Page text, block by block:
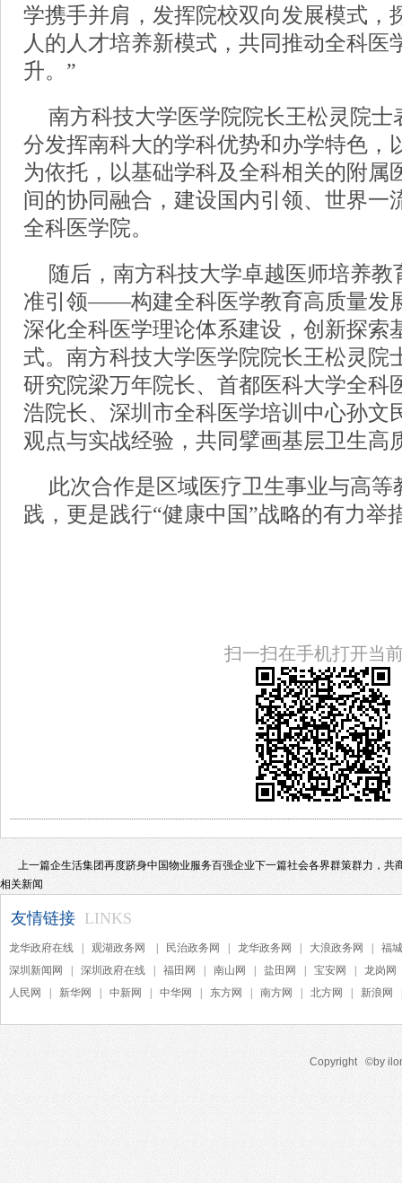
学携手并肩，发挥院校双向发展模式，
人的人才培养新模式，共同推动全科医
升。”
南方科技大学医学院院长王松灵院
分发挥南科大的学科优势和办学特色，
为依托，以基础学科及全科相关的附属
间的协同融合，建设国内引领、世界一
全科医学院。
随后，南方科技大学卓越医师培养教
准引领——构建全科医学教育高质量发
深化全科医学理论体系建设，创新探索
式。南方科技大学医学院院长王松灵院
研究院梁万年院长、首都医科大学全科
浩院长、深圳市全科医学培训中心孙文
观点与实战经验，共同擘画基层卫生高
此次合作是区域医疗卫生事业与高
践，更是践行“健康中国”战略的有力举
扫一扫在手机打开当
上一篇企生活集团再度跻身中国物业服务百强企业下一篇社会各界群策群力，共
相关新闻
友情链接 LINKS
龙华政府在线 | 观湖政务网 | 民治政务网 | 龙华政务网 | 大浪政务网 |
福
深圳新闻网
| 深圳政府在线 | 福田网 | 南山网 | 盐田网 | 宝安网 |
龙岗网
人民网
| 新华网 | 中新网 | 中华网 | 东方网 | 南方网 | 北方网 | 新浪网
Copyright ©by